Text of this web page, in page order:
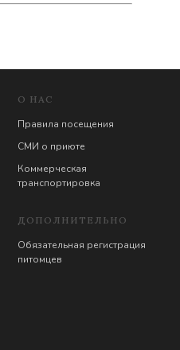
О НАС
Правила посещения
СМИ о приюте
Коммерческая
транспортировка
ДОПОЛНИТЕЛЬНО
Обязательная регистрация
питомцев